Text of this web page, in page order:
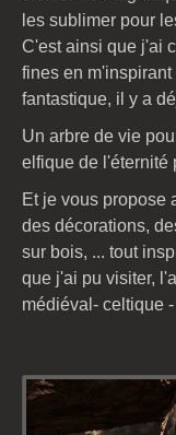
les sublimer pour
C'est ainsi que j'ai
fines en
fantastique, il y a
Un arbre de vie
elfique de l'éternité
Et je vous propose
des décorations,
sur bois, ... tout
que j'ai pu visiter,
médiéval- celtique